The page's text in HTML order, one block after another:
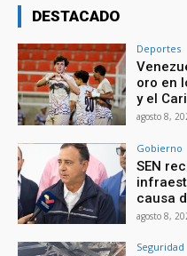
DESTACADO
Deportes
oro en
y el
agosto 8,
Gobierno
SEN
causa
agosto 8,
Seguridad